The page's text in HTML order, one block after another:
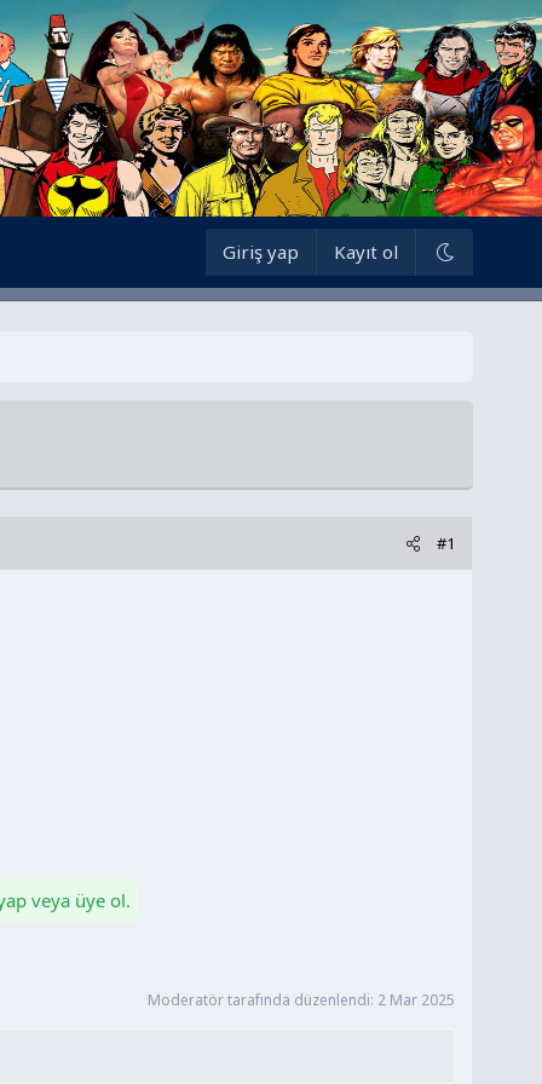
Giriş yap Kayıt ol
#1
veya üye ol.
Moderatör tarafında düzenlendi: 2 Mar 2025